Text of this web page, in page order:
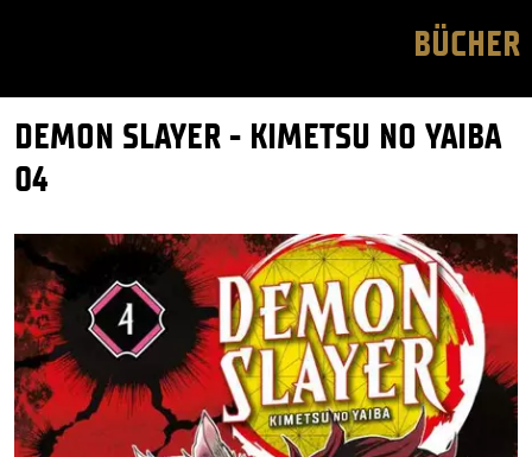
BÜCHER
DEMON SLAYER - KIMETSU NO YAIBA
04